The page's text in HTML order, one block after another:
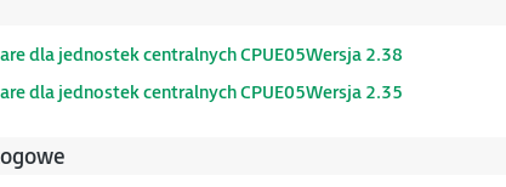
dla jednostek centralnych CPUE05Wersja 2.38
dla jednostek centralnych CPUE05Wersja 2.35